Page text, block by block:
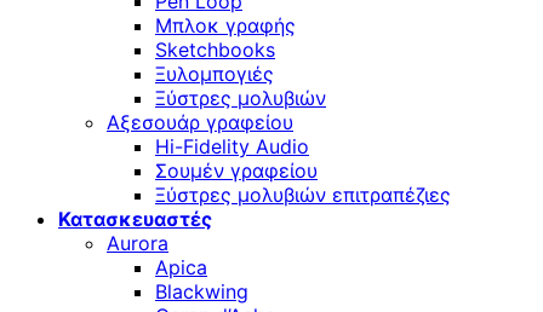
Μπλοκ γραφής
Sketchbooks
Ξυλομπογιές
Ξύστρες μολυβιών
Αξεσουάρ γραφείου
Hi-Fidelity Audio
Σουμέν γραφείου
Ξύστρες μολυβιών επιτραπέζιες
Κατασκευαστές
Aurora
Apica
Blackwing